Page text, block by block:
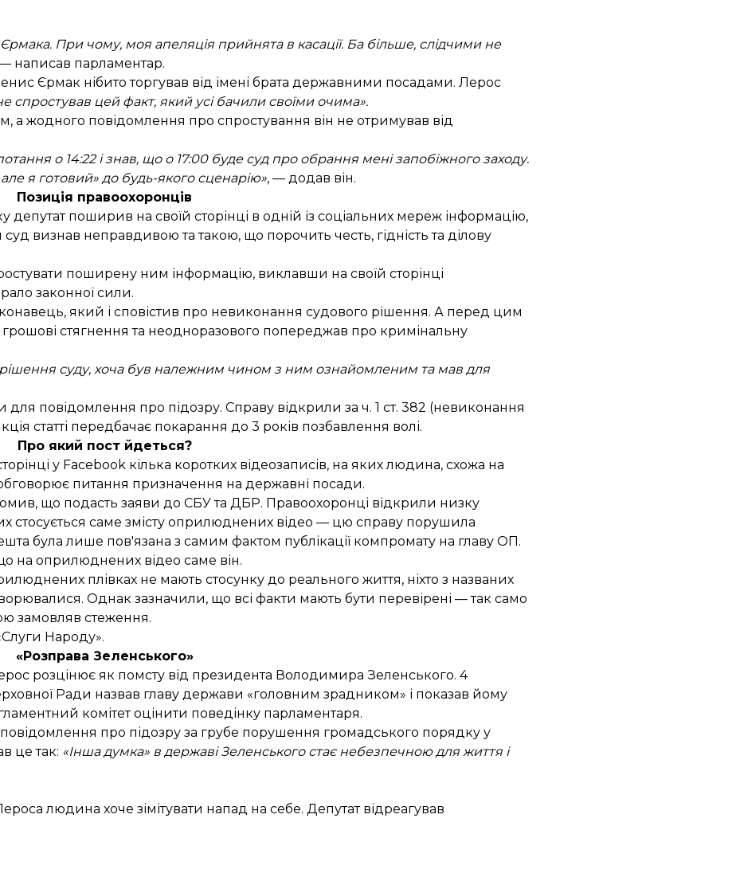
При чому, моя апеляція прийнята в касації. Ба більше, слідчими не
написав парламентар.
Єрмак нібито торгував від імені брата державними посадами. Лерос
спростував цей факт, який усі бачили своїми очима».
жодного повідомлення про спростування він не отримував від
о 14:22 і знав, що о 17:00 буде суд про обрання мені запобіжного заходу.
я готовий» до будь-якого сценарію», — додав він.
Позиція правоохоронців
поширив на своїй сторінці в одній із соціальних мереж інформацію,
визнав неправдивою та такою, що порочить честь, гідність та ділову
поширену ним інформацію, виклавши на своїй сторінці
законної сили.
який і сповістив про невиконання судового рішення. А перед цим
стягнення та неодноразового попереджав про кримінальну
суду, хоча був належним чином з ним ознайомленим та мав для
для повідомлення про підозру. Справу відкрили за ч. 1 ст. 382 (невиконання
статті передбачає покарання до 3 років позбавлення волі.
Про який пост йдеться?
у Facebook кілька коротких відеозаписів, на яких людина, схожа на
питання призначення на державні посади.
що подасть заяви до СБУ та ДБР. Правоохоронці відкрили низку
стосується саме змісту оприлюднених відео — цю справу порушила
була лише пов'язана з самим фактом публікації компромату на главу ОП.
на оприлюднених відео саме він.
плівках не мають стосунку до реального життя, ніхто з названих
Однак зазначили, що всі факти мають бути перевірені — так само
замовляв стеження.
Народу».
«Розправа Зеленського»
розцінює як помсту від президента Володимира Зеленського. 4
Ради назвав главу держави «головним зрадником» і показав йому
комітет оцінити поведінку парламентаря.
про підозру за грубе порушення громадського порядку у
це так: «Інша думка» в державі Зеленського стає небезпечною для життя і
людина хоче зімітувати напад на себе. Депутат відреагував